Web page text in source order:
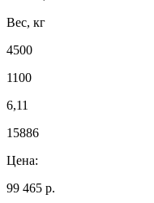
Вес, кг
4500
1100
6,11
15886
Цена:
99 465 р.